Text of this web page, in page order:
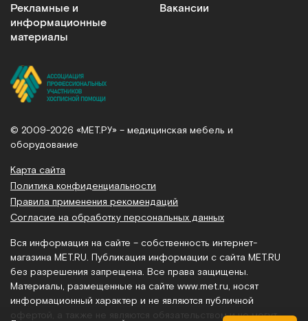
Рекламные и
информационные
материалы
Вакансии
© 2009-2026 «МЕТ.РУ» – медицинская мебель и
оборудование
Карта сайта
Политика конфиденциальности
Правила применения рекомендаций
Согласие на обработку персональных данных
Вся информация на сайте – собственность интернет-
магазина MET.RU. Публикация информации с сайта MET.RU
без разрешения запрещена. Все права защищены.
Материалы, размещенные на сайте www.met.ru , носят
информационный характер и не являются публичной
офертой, а также не являются обязательством и не могут